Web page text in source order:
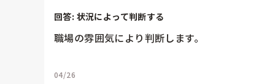
回答: 状況によって判断する
職場の雰囲気により判断します。
04/26